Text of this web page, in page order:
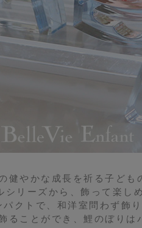
健やかな成長を祈る子ども
リーズから、飾って楽し
クトで、和洋室問わず飾
ることができ、鯉のぼりは